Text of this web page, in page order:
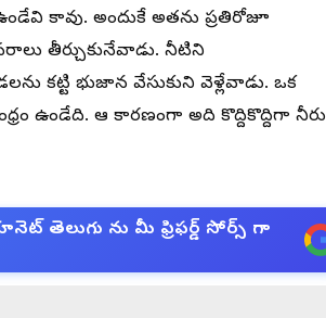
కావు. అందుకే అతను ప్రతిరోజూ
తీర్చుకునేవాడు. నీటిని
కట్టి భుజాన వేసుకుని వెళ్లేవాడు. ఒక
ఉండేది. ఆ కారణంగా అది కొద్దికొద్దిగా నీరు
తెలుగు ను మీ ఫ్రిఫర్డ్ సోర్స్ గా